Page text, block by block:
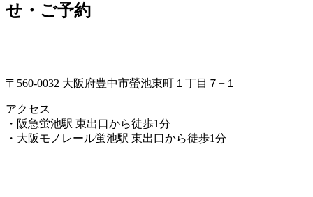
せ・ご予約
〒560-0032 大阪府豊中市螢池東町１丁目７−１
アクセス
・阪急蛍池駅 東出口から徒歩1分
・大阪モノレール蛍池駅 東出口から徒歩1分